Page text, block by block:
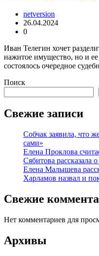
netversion
26.04.2024
0
Иван Телегин хочет
нажитое имущество, но и
состоялось очередное
Поиск
Свежие записи
Собчак заявила, что
сами»
Елена Проклова
Сябитова рассказала
Елена Малышева
Харламов назвал и
Свежие
Нет комментариев для
Архивы